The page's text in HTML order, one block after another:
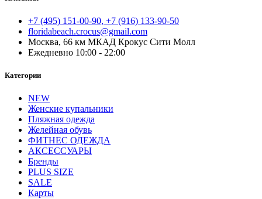
+7 (495) 151-00-90, +7 (916) 133-90-50
floridabeach.crocus@gmail.com
Москва, 66 км МКАД Крокус Сити Молл
Ежедневно 10:00 - 22:00
Категории
NEW
Женские купальники
Пляжная одежда
Желейная обувь
ФИТНЕС ОДЕЖДА
АКСЕССУАРЫ
Бренды
PLUS SIZE
SALE
Карты